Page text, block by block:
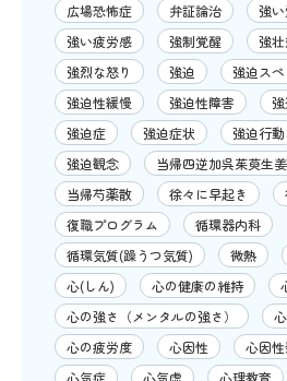
広場恐怖症
弁証論治
強
強い疲労感
強制覚醒
強
強烈な怒り
強迫
強迫ス
強迫性緩慢
強迫性障害
強
強迫症
強迫症状 強迫行動
強迫観念
当帰四逆加呉茱萸生
当帰芍薬散
徐々に早起き
復職プログラム
循環器内科
循環気質(躁うつ気質)
微熱
心(しん)
心の健康の維持
心の強さ（メンタルの強さ）
心の疲労度
心因性 心因
心気症
心気虚 心理教育